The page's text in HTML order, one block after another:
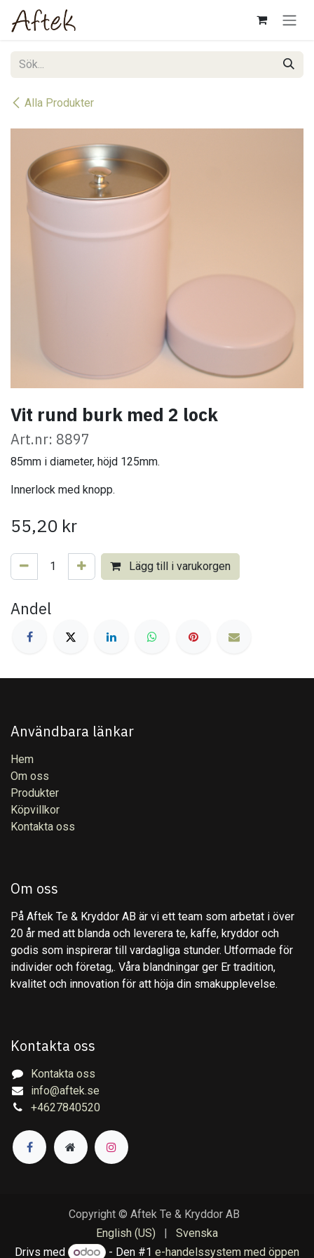
Hoppa till innehåll
Alla Produkter
Vit rund burk med 2 lock
Art.nr: 8897
85mm i diameter, höjd 125mm.
Innerlock med knopp.
55,20 kr
Lägg till i varukorgen
Andel
Användbara länkar
Hem
Om oss
Produkter
Köpvillkor
Kontakta oss
Om oss
På Aftek Te & Kryddor AB är vi ett team som arbetat i över
20 år med att blanda och leverera te, kaffe, kryddor och
godis som inspirerar till vardagliga stunder. Utformade för
individer och företag,. Våra blandningar ger Er tradition,
kvalitet och innovation för att höja din smakupplevelse.
Kontakta oss
Kontakta oss
info@aftek.se
+4627840520
Copyright © Aftek Te & Kryddor AB
English (US)
|
Svenska
Drivs med
- Den #1e-handelssystem med öppen